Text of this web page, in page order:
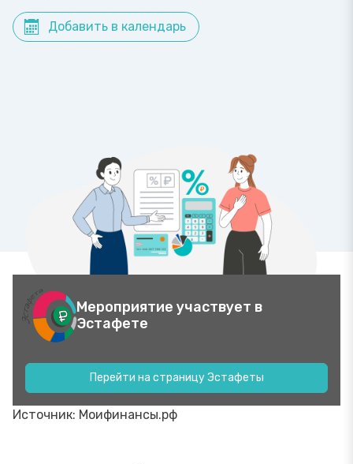
Добавить в календарь
Мероприятие участвует в
Эстафете
Перейти на страницу Эстафеты
Источник: Моифинансы.рф